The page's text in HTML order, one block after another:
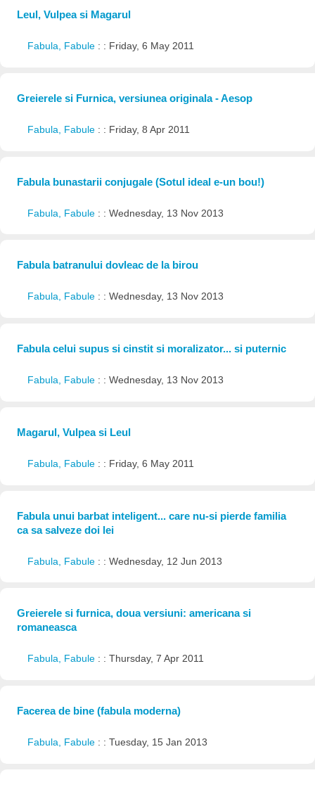
Leul, Vulpea si Magarul
Fabula, Fabule : : Friday, 6 May 2011
Greierele si Furnica, versiunea originala - Aesop
Fabula, Fabule : : Friday, 8 Apr 2011
Fabula bunastarii conjugale (Sotul ideal e-un bou!)
Fabula, Fabule : : Wednesday, 13 Nov 2013
Fabula batranului dovleac de la birou
Fabula, Fabule : : Wednesday, 13 Nov 2013
Fabula celui supus si cinstit si moralizator... si puternic
Fabula, Fabule : : Wednesday, 13 Nov 2013
Magarul, Vulpea si Leul
Fabula, Fabule : : Friday, 6 May 2011
Fabula unui barbat inteligent... care nu-si pierde familia
ca sa salveze doi lei
Fabula, Fabule : : Wednesday, 12 Jun 2013
Greierele si furnica, doua versiuni: americana si
romaneasca
Fabula, Fabule : : Thursday, 7 Apr 2011
Facerea de bine (fabula moderna)
Fabula, Fabule : : Tuesday, 15 Jan 2013